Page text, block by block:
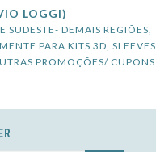
LOGGI)
DEMAIS REGIÕES,
PARA KITS 3D, SLEEVES
PROMOÇÕES/ CUPONS